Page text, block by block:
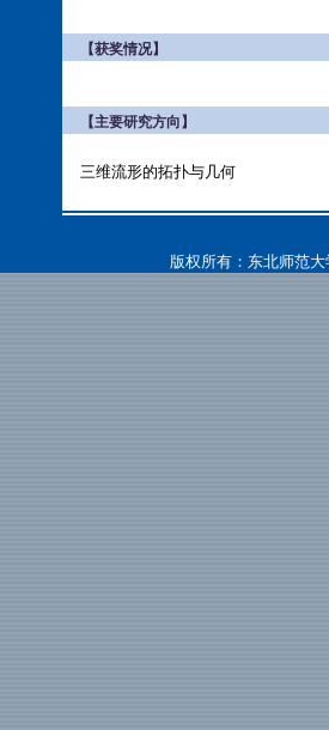
【获奖情况】
【主要研究方向】
三维流形的拓扑与几何
版权所有：东北师范